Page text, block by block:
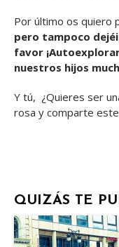
Por último os quiero
pero tampoco
favor
nuestros hijos
Y tú, ¿Quieres ser
rosa y comparte
QUIZÁS TE